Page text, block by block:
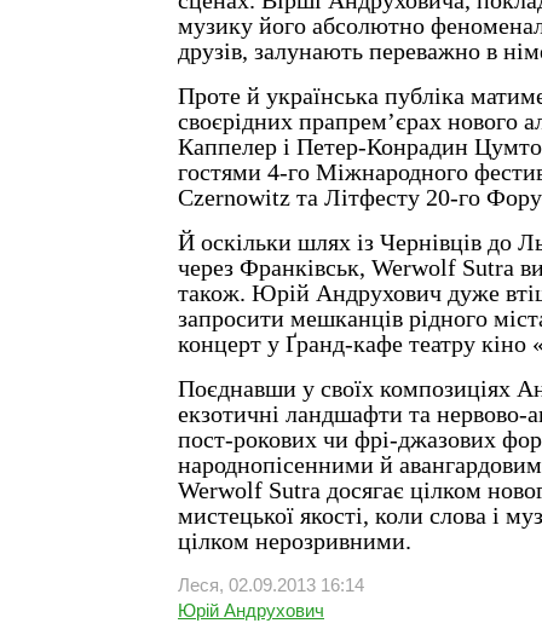
музику його абсолютно
друзів, залунають переважно в
Проте й українська публіка
своєрідних прапрем’єрах нового
Каппелер і Петер-Конрадин
гостями 4-го Міжнародного
Czernowitz та Літфесту 20-го
Й оскільки шлях із Чернівців до
через Франківськ, Werwolf Sutra
також. Юрій Андрухович дуже
запросити мешканців рідного
концерт у Ґранд-кафе театру
Поєднавши у своїх композиціях
екзотичні ландшафти та нервово-
пост-рокових чи фрі-джазових
народнопісенними й
Werwolf Sutra досягає цілком
мистецької якості, коли слова і
цілком нерозривними.
Леся, 02.09.2013 16:14
Юрій Андрухович